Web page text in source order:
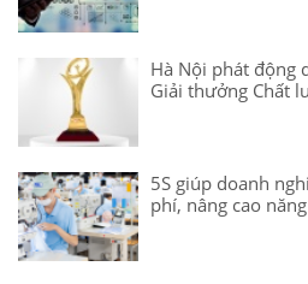
Hà Nội phát động
Giải thưởng Chất
5S giúp doanh
phí, nâng cao